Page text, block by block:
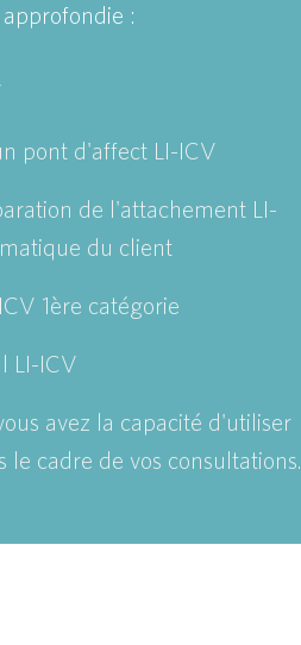
:
pont d'affect LI-ICV
de l'attachement LI-
du client
1ère catégorie
LI-ICV
avez la capacité d'utiliser
le cadre de vos consultations.